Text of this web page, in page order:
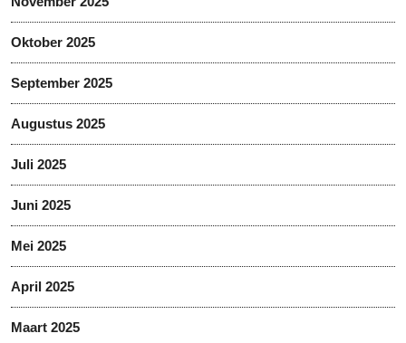
Oktober 2025
September 2025
Augustus 2025
Juli 2025
Juni 2025
Mei 2025
April 2025
Maart 2025